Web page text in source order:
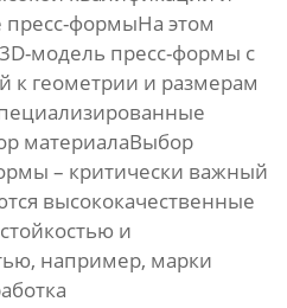
формыНа этом
модель пресс-формы с
к геометрии и размерам
материалаВыбор
– критически важный
высококачественные
и
например, марки